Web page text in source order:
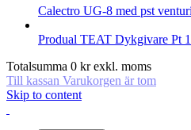
Calectro UG-8 med pst
Produal TEAT Dykgivare Pt
Totalsumma 0 kr exkl. moms
Till kassan Varukorgen är tom
Skip to content